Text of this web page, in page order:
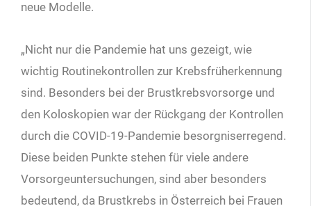
neue Modelle.
„Nicht nur die Pandemie hat uns gezeigt, wie
wichtig Routinekontrollen zur Krebsfrüherkennung
sind. Besonders bei der Brustkrebsvorsorge und
den Koloskopien war der Rückgang der Kontrollen
durch die COVID-19-Pandemie besorgniserregend.
Diese beiden Punkte stehen für viele andere
Vorsorgeuntersuchungen, sind aber besonders
bedeutend, da Brustkrebs in Österreich bei Frauen